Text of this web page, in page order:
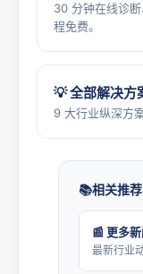
30 分钟在线诊
程免费。
💡 全部解决方
9 大行业纵深方
相关推荐
📰 更多
最新行业